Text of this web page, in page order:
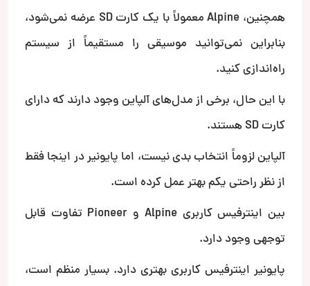
همچنین، Alpine معمولاً با یک کارت SD عرضه نمی‌شود،
بنابراین نمی‌توانید موسیقی را مستقیماً از سیستم
راه‌اندازی کنید.
با این حال، برخی از مدل‌های آلپاین وجود دارند که دارای
کارت SD هستند.
آلپاین لزوماً انتخاب بدی نیست، اما پایونیر در اینجا فقط
از نظر راحتی یکم بهتر عمل کرده است.
بین اینترفیس کاربری Alpine و Pioneer تفاوت قابل
توجهی وجود دارد.
پایونیر اینترفیس کاربری بهتری دارد. بسیار منظم است،